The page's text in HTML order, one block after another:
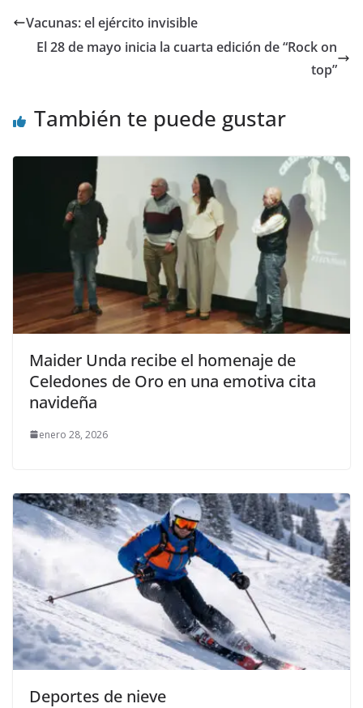
b
o
d
o
l p
ar
Vacunas: el ejército invisible
El 28 de mayo inicia la cuarta edición de “Rock on
top”
También te puede gustar
Maider Unda recibe el homenaje de
Celedones de Oro en una emotiva cita
navideña
enero 28, 2026
Deportes de nieve